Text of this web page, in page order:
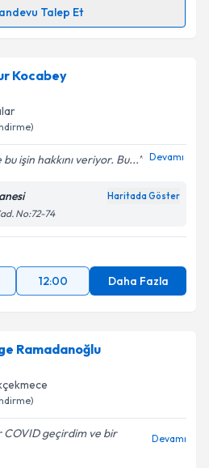
Talep Et
e-posta ile bilgilendireceğiz.
ve kişisel verilerimin belirtilen
kabul ediyorum.
Talebini Gönder
Kocabey
işin hakkını veriyor. Bu... Devamı
Haritada Göster
No:72-74
12:00 Daha Fazla
Ramadanoğlu
COVID geçirdim ve bir
Devamı